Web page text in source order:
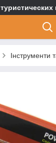
Інструменти